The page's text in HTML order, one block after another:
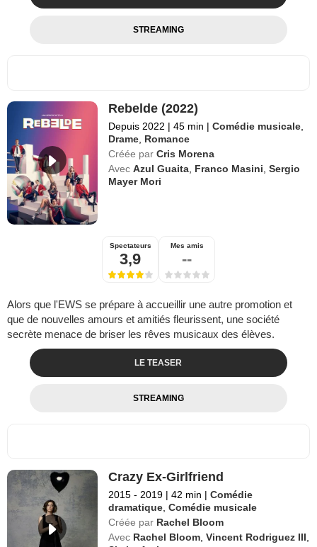
STREAMING
Rebelde (2022)
Depuis 2022 | 45 min | Comédie musicale
Drame Romance
Créée par Cris Morena
Avec Azul Guaita Franco Masini ,Sergio
Mayer Mori
Spectateurs
3,9
Mes amis
--
Alors que l'EWS se prépare à accueillir une autre promotion et
que de nouvelles amours et amitiés fleurissent, une société
secrète menace de briser les rêves musicaux des élèves.
LE TEASER
STREAMING
Crazy Ex-Girlfriend
2015 - 2019 | 42 min | Comédie
dramatique ,Comédie musicale
Créée par Rachel Bloom
Avec Rachel Bloom ,Vincent Rodriguez III